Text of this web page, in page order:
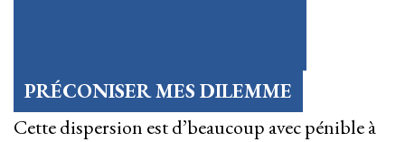
PRÉCONISER MES DILEMME
Cette dispersion est d’beaucoup avec pénible à